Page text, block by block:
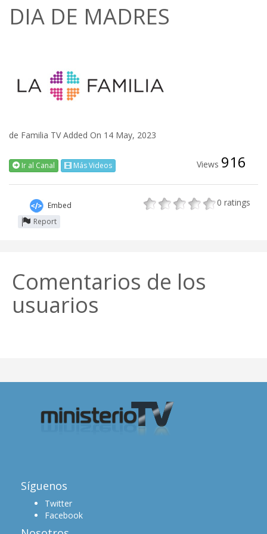
DIA DE MADRES
de Familia TVAdded On 14 May, 2023
Ir al Canal Más Videos Views 916
Embed
Report
0 ratings
Comentarios de los
usuarios
Síguenos
Twitter
Facebook